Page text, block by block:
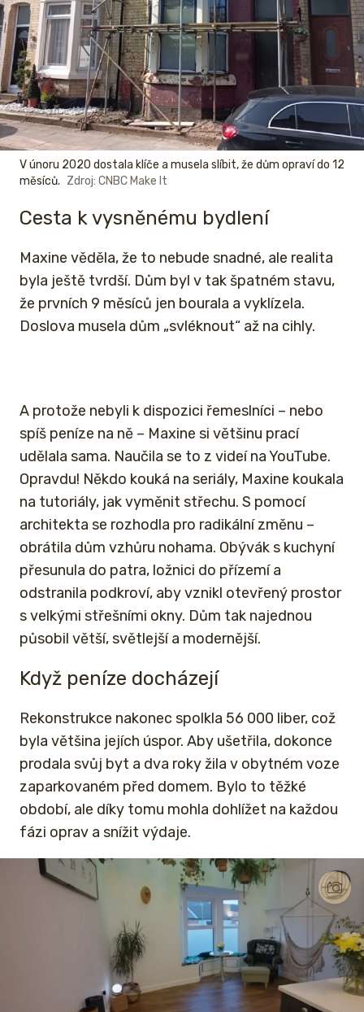
V únoru 2020 dostala klíče a musela slíbit, že dům opraví do 12
měsíců. Zdroj: CNBC Make It
Cesta k vysněnému bydlení
Maxine věděla, že to nebude snadné, ale realita
byla ještě tvrdší. Dům byl v tak špatném stavu,
že prvních 9 měsíců jen bourala a vyklízela.
Doslova musela dům „svléknout“ až na cihly.
A protože nebyli k dispozici řemeslníci – nebo
spíš peníze na ně – Maxine si většinu prací
udělala sama. Naučila se to z videí na YouTube.
Opravdu! Někdo kouká na seriály, Maxine koukala
na tutoriály, jak vyměnit střechu. S pomocí
architekta se rozhodla pro radikální změnu –
obrátila dům vzhůru nohama. Obývák s kuchyní
přesunula do patra, ložnici do přízemí a
odstranila podkroví, aby vznikl otevřený prostor
s velkými střešními okny. Dům tak najednou
působil větší, světlejší a modernější.
Když peníze docházejí
Rekonstrukce nakonec spolkla 56 000 liber, což
byla většina jejích úspor. Aby ušetřila, dokonce
prodala svůj byt a dva roky žila v obytném voze
zaparkovaném před domem. Bylo to těžké
období, ale díky tomu mohla dohlížet na každou
fázi oprav a snížit výdaje.